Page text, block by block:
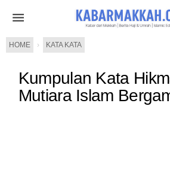
HOME › KATA KATA
Kumpulan Kata
Mutiara Islam